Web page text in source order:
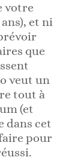
votre
et ni
que
veut un
tout à
(et
dans cet
pour